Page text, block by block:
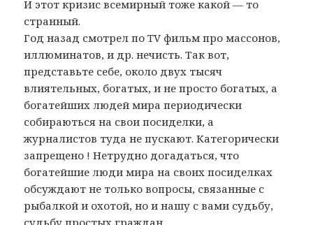
И этот кризис всемирный тоже какой — то
странный.
Год назад смотрел по TV фильм про массонов,
иллюминатов, и др. нечисть. Так вот,
представьте себе, около двух тысяч
влиятельных, богатых, и не просто богатых, а
богатейших людей мира периодически
собираються на свои посиделки, а
журналистов туда не пускают. Категорически
запрещено ! Нетрудно догадаться, что
богатейшие люди мира на своих посиделках
обсуждают не только вопросы, связанные с
рыбалкой и охотой, но и нашу с вами судьбу,